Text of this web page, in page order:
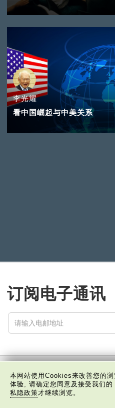
李光耀
看中国崛起与中美关系
订阅电子通讯
中国科技 乐活湾区 潮游生活
文化精华 焦点纵览
本网站使用Cookies来改善您的浏
体验, 请确定您同意及接受我们的
私隐政策才继续浏览。